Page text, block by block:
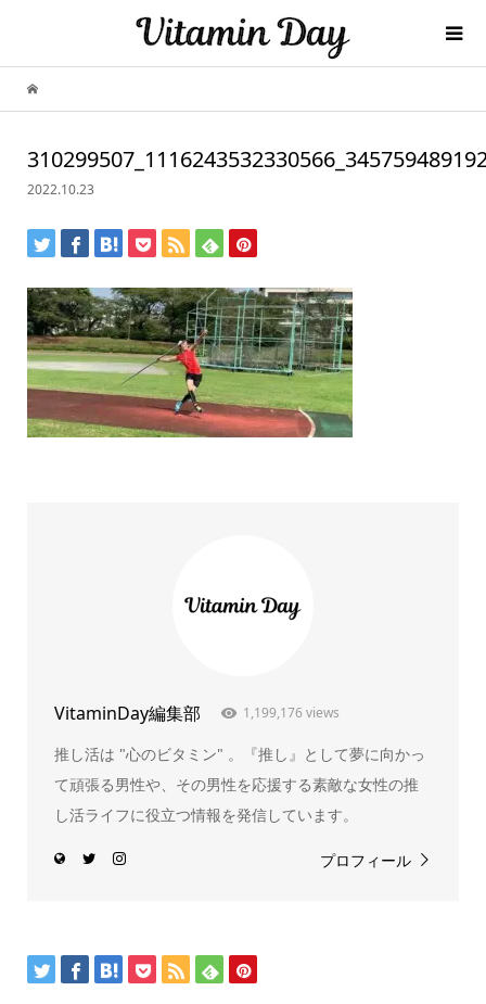
2022.10.23
VitaminDay編集部 1,199,176 views
推し活は "心のビタミン" 。『推し』として夢に向かっ
て頑張る男性や、その男性を応援する素敵な女性の推
し活ライフに役立つ情報を発信しています。
プロフィール